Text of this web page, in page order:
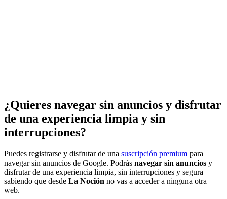
¿Quieres navegar sin anuncios y disfrutar
de una experiencia limpia y sin
interrupciones?
Puedes registrarse y disfrutar de una suscripción premium para
navegar sin anuncios de Google. Podrás navegar sin anuncios y
disfrutar de una experiencia limpia, sin interrupciones y segura
sabiendo que desde La Noción no vas a acceder a ninguna otra
web.